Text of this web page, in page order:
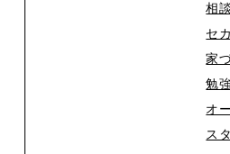
相
セ
家
勉
オ
ス